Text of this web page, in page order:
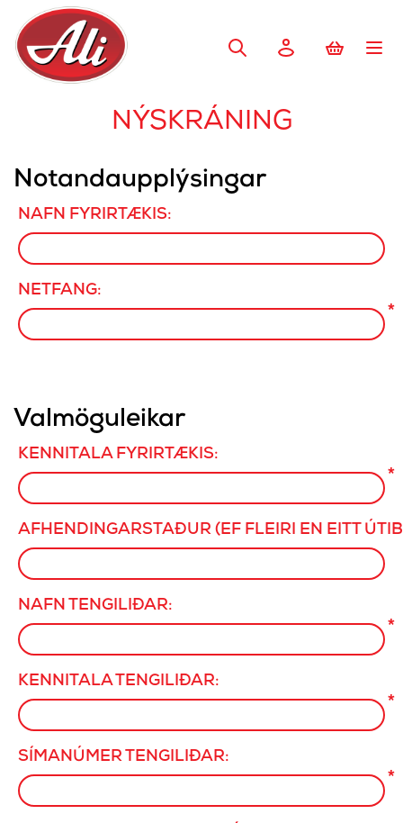
NÝSKRÁNING
Notandaupplýsingar
NAFN FYRIRTÆKIS:
NETFANG:
*
Valmöguleikar
KENNITALA FYRIRTÆKIS:
*
AFHENDINGARSTAÐUR (EF FLEIRI EN EITT
NAFN TENGILIÐAR:
*
KENNITALA TENGILIÐAR:
*
SÍMANÚMER TENGILIÐAR:
*